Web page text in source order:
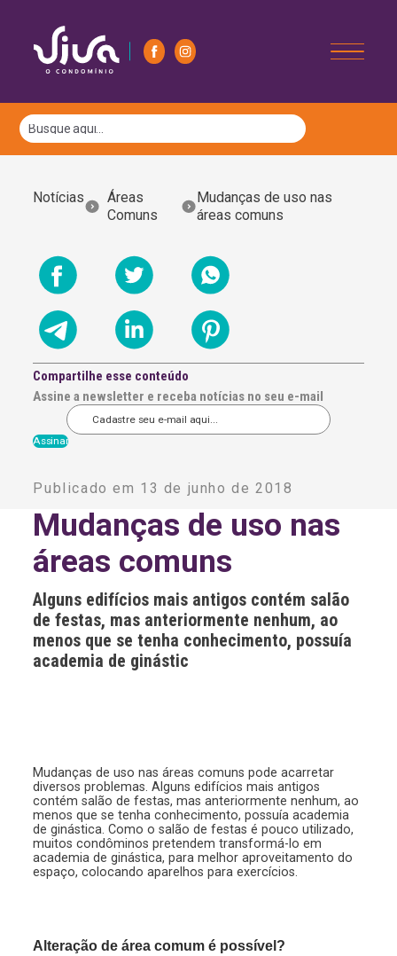
Notícias
Áreas
Comuns
Mudanças de uso nas
áreas comuns
Compartilhe esse conteúdo
Assine a newsletter e receba notícias no seu e-mail
t
n
a
t
v
e
:
Publicado em 13 de junho de 2018
Mudanças de uso nas
áreas comuns
Alguns edifícios mais antigos contém salão
de festas, mas anteriormente nenhum, ao
menos que se tenha conhecimento, possuía
academia de ginástic
Mudanças de uso nas áreas comuns pode acarretar
diversos problemas. Alguns edifícios mais antigos
contém salão de festas, mas anteriormente nenhum, ao
menos que se tenha conhecimento, possuía academia
de ginástica. Como o salão de festas é pouco utilizado,
muitos condôminos pretendem transformá-lo em
academia de ginástica, para melhor aproveitamento do
espaço, colocando aparelhos para exercícios.
Alteração de área comum é possível?